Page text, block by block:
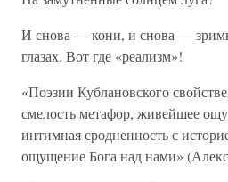
И снова — кони, и снова —
глазах. Вот где «реализм»!
«Поэзии Кублановского
смелость метафор, живейшее
интимная сродненность с
ощущение Бога над нами»